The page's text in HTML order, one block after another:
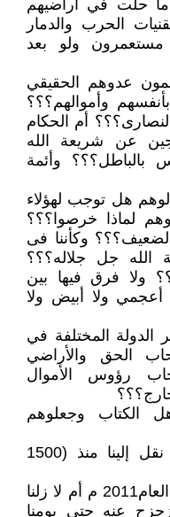
حلت في أراضيهم
الحرب والدمار
ولو بعد
عدوهم الحقيقي
وأموالهم؟؟؟
أم الحكام
عن شريعة الله
بالباطل؟؟؟ وأئمة
هل توجب لهؤلاء
لماذا خرصوا؟؟؟
وكأننا فى
الله جل جلاله؟؟؟
ولا فرق فيها بين
ولا أبيض ولا
الدولة المختلفة في
الحق والأراضي
رؤوس الأموال
الكتاب وجعلوهم
اسألوهم هل أتوا بجديد عن ما نقل إلينا منذ (1500
اسألوهم هل نحن اليوم في بداية العام2011 م أم لا زلنا
م ولم نتزجزح عنه حتى يومنا